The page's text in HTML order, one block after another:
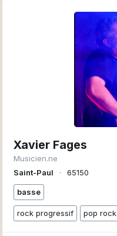
Xavier Fages
Musicien.ne
Saint-Paul
∙ 65150
basse
rock progressif pop rock